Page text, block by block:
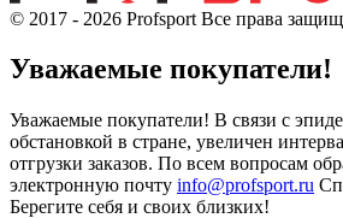
© 2017 - 2026 Profsport Все права
Уважаемые покупатели!
Уважаемые покупатели! В связи с
обстановкой в стране, увеличен
отгрузки заказов. По всем вопросам
электронную почту info@profsport.ru
Берегите себя и своих близких!